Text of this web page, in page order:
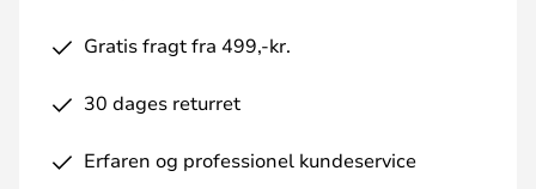
Gratis fragt fra 499,-kr.
30 dages returret
Erfaren og professionel kundeservice